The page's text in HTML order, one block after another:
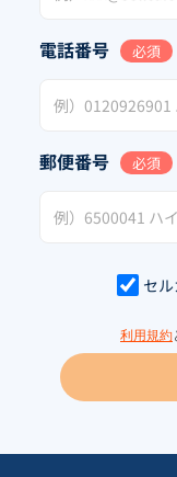
電話番号 必須
郵便番号 必須
セ
利用規約